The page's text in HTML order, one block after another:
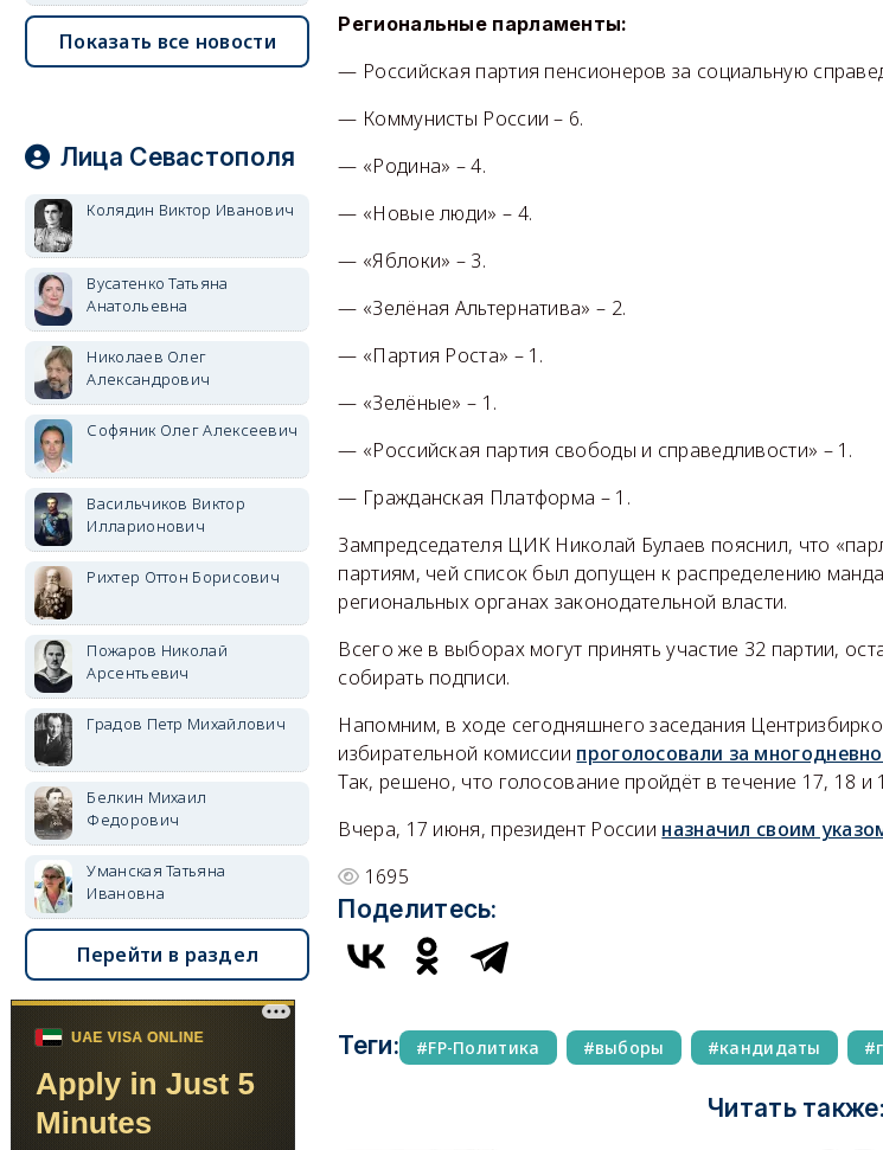
Региональные парламенты:
— Российская партия пенсионеров за социальную
— Коммунисты России – 6.
— «Родина» – 4.
— «Новые люди» – 4.
— «Яблоки» – 3.
— «Зелёная Альтернатива» – 2.
— «Партия Роста» – 1.
— «Зелёные» – 1.
— «Российская партия свободы и справедливости» – 1.
— Гражданская Платформа – 1.
Зампредседателя ЦИК Николай Булаев пояснил, что
партиям, чей список был допущен к распределению
региональных органах законодательной власти.
Всего же в выборах могут принять участие 32 партии,
собирать подписи.
Напомним, в ходе сегодняшнего заседания
избирательной комиссии проголосовали за
Так, решено, что голосование пройдёт в течение 17, 18 и
Вчера, 17 июня, президент России назначил своим
1695
Поделитесь:
Теги: FP-Политика выборы кандидаты
Читать также:
Показать все новости
Лица Севастополя
Колядин Виктор Иванович
Вусатенко Татьяна
Анатольевна
Николаев Олег
Александрович
Софяник Олег Алексеевич
Васильчиков Виктор
Илларионович
Рихтер Оттон Борисович
Пожаров Николай
Арсентьевич
Градов Петр Михайлович
Белкин Михаил
Федорович
Уманская Татьяна
Ивановна
Перейти в раздел